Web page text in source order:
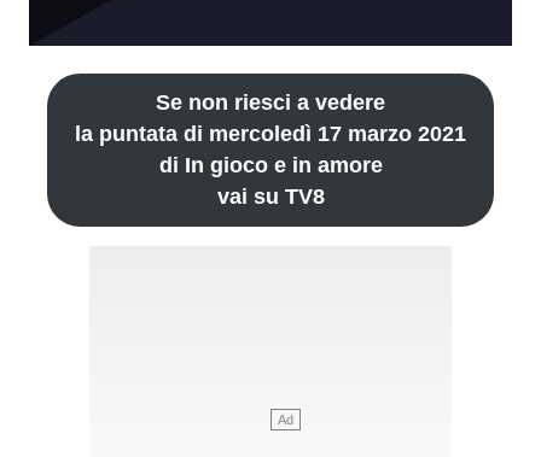
Se non riesci a vedere
la puntata di mercoledì 17 marzo 2021
di In gioco e in amore
vai su TV8